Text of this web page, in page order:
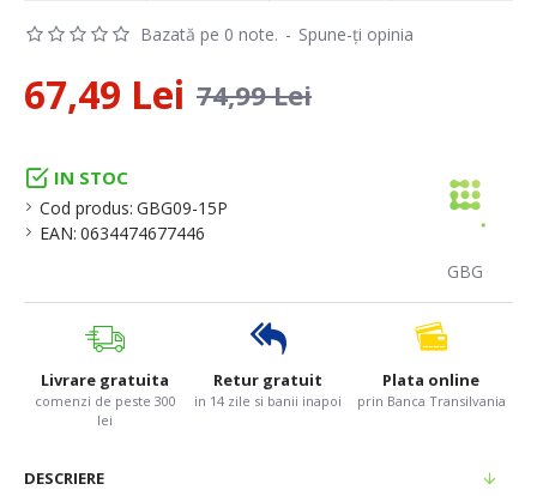
IN STOC
Cod produs: GBG09-15P
EAN: 0634474677446
GBG
Bazată pe 0 note. - Spune-ţi opinia
67,49 Lei 74,99 Lei
Livrare gratuita
comenzi de peste 300
lei
Retur gratuit
in 14 zile si banii inapoi
Plata online
prin Banca Transilvania
DESCRIERE